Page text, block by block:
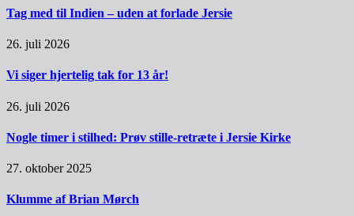
Tag med til Indien – uden at forlade Jersie
26. juli 2026
Vi siger hjertelig tak for 13 år!
26. juli 2026
Nogle timer i stilhed: Prøv stille-retræte i Jersie Kirke
27. oktober 2025
Klumme af Brian Mørch